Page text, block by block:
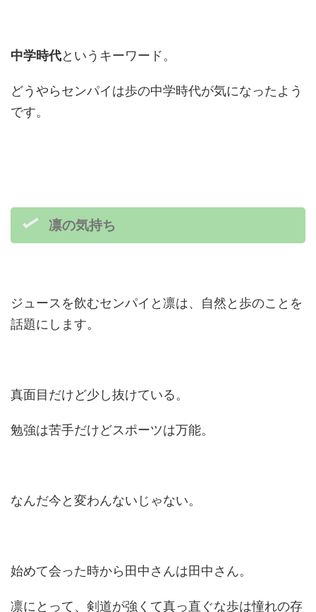
中学時代というキーワード。
どうやらセンパイは歩の中学時代が気になったよう
です。
凛の気持ち
ジュースを飲むセンパイと凛は、自然と歩のことを
話題にします。
真面目だけど少し抜けている。
勉強は苦手だけどスポーツは万能。
なんだ今と変わんないじゃない。
始めて会った時から田中さんは田中さん。
凛にとって、剣道が強くて真っ直ぐな歩は憧れの存